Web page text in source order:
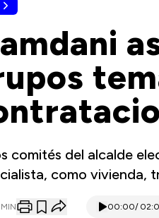
comités del alcalde
como vivienda,
MIN 00:00/